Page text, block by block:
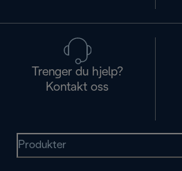
Trenger du hjelp?
Kontakt oss
Produkter